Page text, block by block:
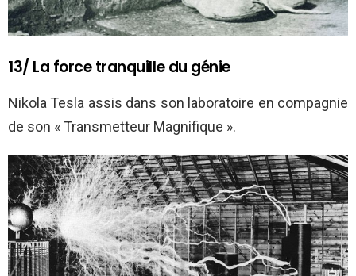
13/ La force tranquille du génie
Nikola Tesla assis dans son laboratoire en compagnie
de son « Transmetteur Magnifique ».